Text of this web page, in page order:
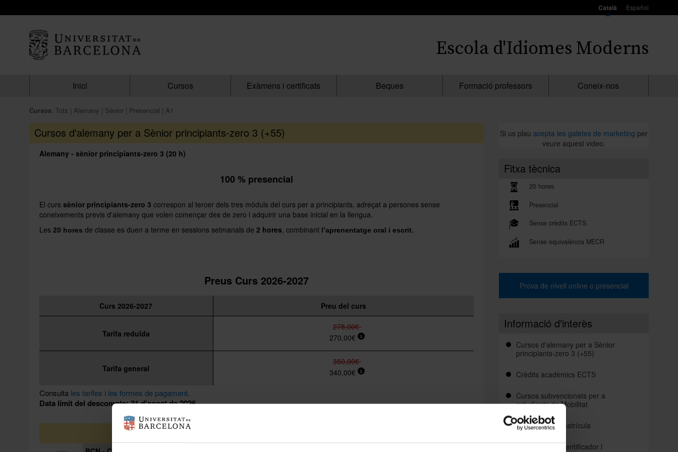
seleccionats
Afegir més grups
Català Español
Escola d'Idiomes Moderns
Inici Cursos Exàmens i certificats Beques Formació professors Coneix-nos
Cursos: Tots Alemany Sènior Presencial A1
Cursos d'alemany per a Sènior principiants-zero 3 (+55)
Alemany - sènior principiants-zero 3 (20 h)
100 % presencial
El curs sènior principiants-zero 3 correspon al tercer dels tres mòduls del curs per a principiants, adreçat a persones sense
coneixements previs d'alemany que volen començar des de zero i adquirir una base inicial en la llengua.
Les 20 hores de classe es duen a terme en sessions setmanals de 2 hores, combinant l’aprenentatge oral i escrit.
Preus Curs 2026-2027
Curs 2026-2027 Preu del curs
Tarifa reduïda
278,00€
270,00€
Tarifa general
350,00€
340,00€
Consulta les tarifes i les formes de pagament.
Data límit del descompte: 31 d'agost de 2026
Selecciona un grup i matricula't
Si us plau acepta les galetes de marketing per
veure aquest video.
Fitxa tècnica
20 hores
Presencial
Sense crèdits ECTS.
Sense equivalència MECR
Prova de nivell online o presencial
Informació d'interès
Cursos d'alemany per a Sènior
principiants-zero 3 (+55)
Crèdits acadèmics ECTS
Cursos subvencionats per a
estudiants de Mobilitat
Normativa de matrícula
Obtenció de l'identificador i